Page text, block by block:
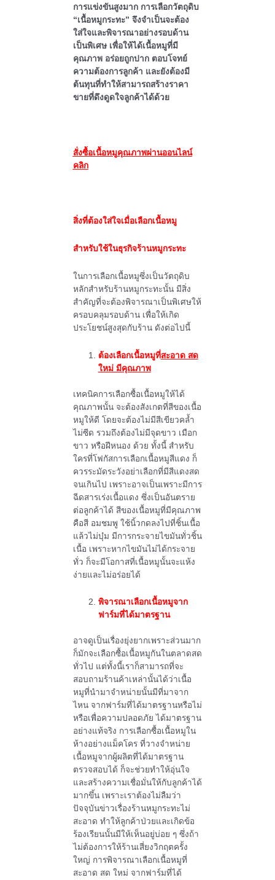
การแข่งขันสูงมาก การเลือกวัตถุดิบ
“เนื้อหมูกระทะ” จึงจำเป็นจะต้อง
ใส่ใจและพิจารณาอย่างรอบด้าน
เป็นพิเศษ เพื่อให้ได้เนื้อหมูที่มี
คุณภาพ อร่อยถูกปาก ตอบโจทย์
ความต้องการลูกค้า และยังต้องมี
ต้นทุนที่ทำให้สามารถสร้างราคา
ขายที่ดึงดูดใจลูกค้าได้ด้วย
สั่งซื้อเนื้อหมูคุณภาพผ่านออนไลน์
คลิก
สิ่งที่ต้องใส่ใจเมื่อเลือกเนื้อหมู
สำหรับใช้ในธุรกิจร้านหมูกระทะ
ในการเลือกเนื้อหมูซึ่งเป็นวัตถุดิบ
หลักสำหรับร้านหมูกระทะนั้น มีสิ่ง
สำคัญที่จะต้องพิจารณาเป็นพิเศษให้
ครอบคลุมรอบด้าน เพื่อให้เกิด
ประโยชน์สูงสุดกับร้าน ดังต่อไปนี้
ต้องเลือกเนื้อหมูที่สะอาด สด
ใหม่ มีคุณภาพ
เทคนิคการเลือกซื้อเนื้อหมูให้ได้
คุณภาพนั้น จะต้องสังเกตที่สีของเนื้อ
หมูให้ดี โดยจะต้องไม่มีสีเขียวคล้ำ
ไม่ซีด รวมถึงต้องไม่มีจุดขาว เมือก
ขาว หรือฝีหนอง ด้วย ทั้งนี้ สำหรับ
ใครที่โฟกัสการเลือกเนื้อหมูสีแดง ก็
ควรระมัดระวังอย่าเลือกที่มีสีแดงสด
จนเกินไป เพราะอาจเป็นเพราะมีการ
ฉีดสารเร่งเนื้อแดง ซึ่งเป็นอันตราย
ต่อลูกค้าได้ สีของเนื้อหมูที่มีคุณภาพ
คือสี อมชมพู ใช้นิ้วกดลงไปที่ชิ้นเนื้อ
แล้วไม่บุ๋ม มีการกระจายไขมันทั่วชิ้น
เนื้อ เพราะหากไขมันไม่ได้กระจาย
ทั่ว ก็จะมีโอกาสที่เนื้อหมูนั้นจะแห้ง
ง่ายและไม่อร่อยได้
พิจารณาเลือกเนื้อหมูจาก
ฟาร์มที่ได้มาตรฐาน
อาจดูเป็นเรื่องยุ่งยากเพราะส่วนมาก
ก็มักจะเลือกซื้อเนื้อหมูกันในตลาดสด
ทั่วไป แต่ทั้งนี้เราก็สามารถที่จะ
สอบถามร้านค้าเหล่านั้นได้ว่าเนื้อ
หมูที่นำมาจำหน่ายนั้นมีที่มาจาก
ไหน จากฟาร์มที่ได้มาตรฐานหรือไม่
หรือเพื่อความปลอดภัย ได้มาตรฐาน
อย่างแท้จริง การเลือกซื้อเนื้อหมูใน
ห้างอย่างแม็คโคร ที่วางจำหน่าย
เนื้อหมูจากผู้ผลิตที่ได้มาตรฐาน
ตรวจสอบได้ ก็จะช่วยทำให้อุ่นใจ
และสร้างความเชื่อมั่นให้กับลูกค้าได้
มากขึ้น เพราะเราต้องไม่ลืมว่า
ปัจจุบันข่าวเรื่องร้านหมูกระทะไม่
สะอาด ทำให้ลูกค้าป่วยและเกิดข้อ
ร้องเรียนนั้นมีให้เห็นอยู่บ่อย ๆ ซึ่งถ้า
ไม่ต้องการให้ร้านเสี่ยงวิกฤตครั้ง
ใหญ่ การพิจารณาเลือกเนื้อหมูที่
สะอาด สด ใหม่ จากฟาร์มที่ได้